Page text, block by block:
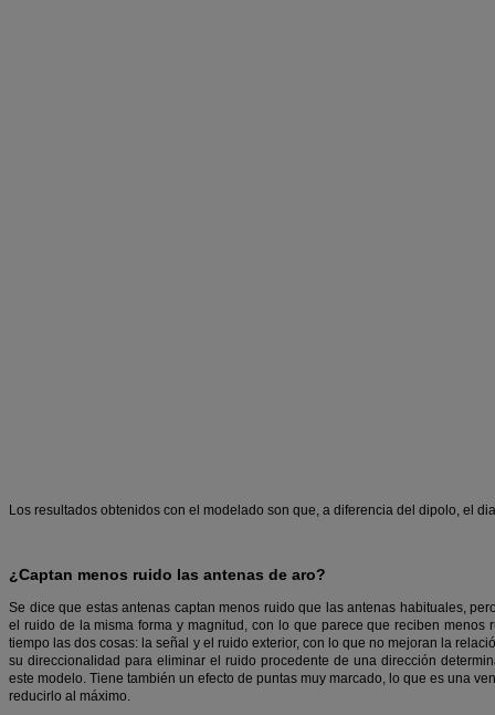
Los resultados obtenidos con el modelado son que, a diferencia del dipolo, el
¿Captan menos ruido las antenas de aro?
Se dice que estas antenas captan menos ruido que las antenas habituales,
el ruido de la misma forma y magnitud, con lo que parece que reciben
tiempo las dos cosas: la señal y el ruido exterior, con lo que no mejoran la
su direccionalidad para eliminar el ruido procedente de una dirección
este modelo. Tiene también un efecto de puntas muy marcado, lo que es una
reducirlo al máximo.